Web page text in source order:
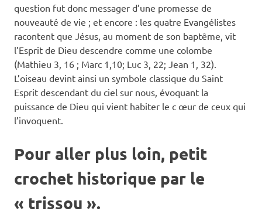
question fut donc messager d’une promesse de
nouveauté de vie ; et encore : les quatre Evangélistes
racontent que Jésus, au moment de son baptême, vit
l’Esprit de Dieu descendre comme une colombe
(Mathieu 3, 16 ; Marc 1,10; Luc 3, 22; Jean 1, 32).
L’oiseau devint ainsi un symbole classique du Saint
Esprit descendant du ciel sur nous, évoquant la
puissance de Dieu qui vient habiter le c œur de ceux qui
l’invoquent.
Pour aller plus loin, petit
crochet historique par le
« trissou ».